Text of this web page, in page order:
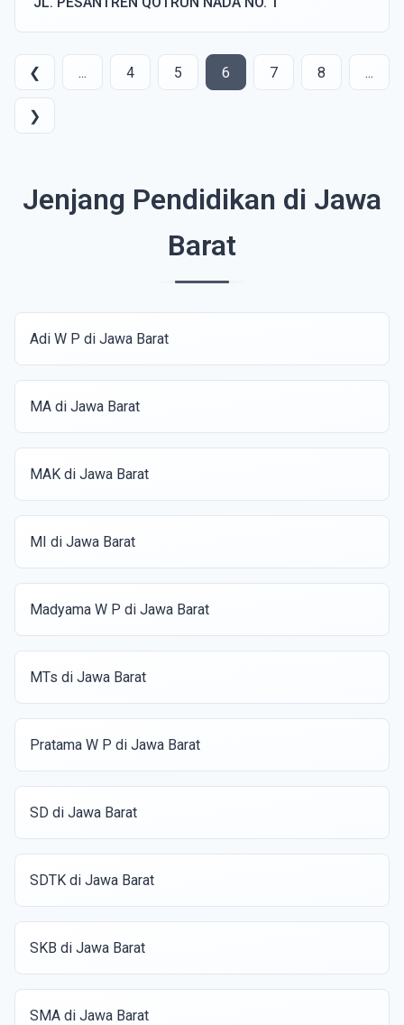
❮ ... 4 5 6 7 8 ...
❯
Jenjang Pendidikan di Jawa
Barat
Adi W P di Jawa Barat
MA di Jawa Barat
MAK di Jawa Barat
MI di Jawa Barat
Madyama W P di Jawa Barat
MTs di Jawa Barat
Pratama W P di Jawa Barat
SD di Jawa Barat
SDTK di Jawa Barat
SKB di Jawa Barat
SMA di Jawa Barat